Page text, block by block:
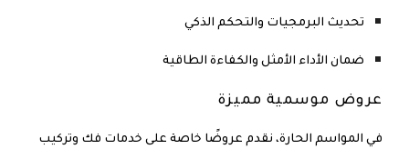
تحديث البرمجيات والتحكم الذكي
ضمان الأداء الأمثل والكفاءة الطاقية
عروض موسمية مميزة
في المواسم الحارة، نقدم عروضًا خاصة على خدمات فك وتركيب